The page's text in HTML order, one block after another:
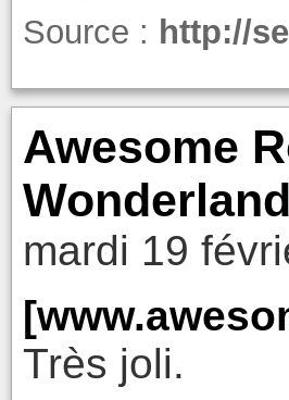
Source : http://
Awesome
Wonderland
mardi 19
Très joli.